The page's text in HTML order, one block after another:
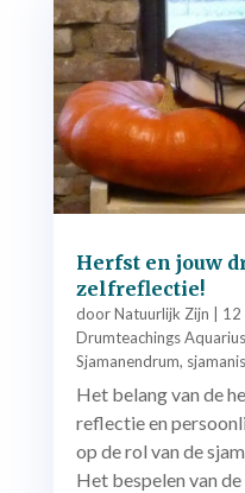
Herfst en jouw
zelfreflectie!
doorNatuurlijk Zijn 12
Drumteachings
Sjamanendrum,
Het belang van de
reflectie en
op de rol van de
Het bespelen van